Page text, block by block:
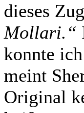
dieses
Mollari.“
konnte
meint
Original